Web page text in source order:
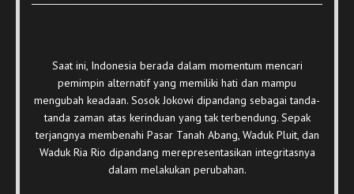
Saat ini, Indonesia berada dalam momentum mencari
pemimpin alternatif yang memiliki hati dan mampu
mengubah keadaan. Sosok Jokowi dipandang sebagai tanda-
tanda zaman atas kerinduan yang tak terbendung. Sepak
terjangnya membenahi Pasar Tanah Abang, Waduk Pluit, dan
Waduk Ria Rio dipandang merepresentasikan integritasnya
dalam melakukan perubahan.